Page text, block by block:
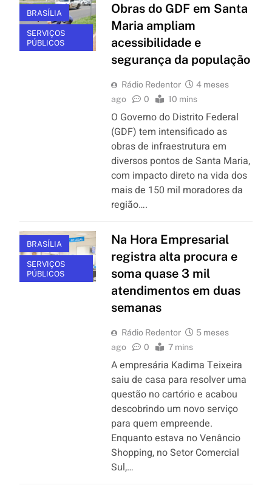
BRASÍLIA
SERVIÇOS
PÚBLICOS
Obras do GDF em Santa
Maria ampliam
acessibilidade e
segurança da população
Rádio Redentor
4 meses
ago
0 10 mins
O Governo do Distrito Federal
(GDF) tem intensificado as
obras de infraestrutura em
diversos pontos de Santa Maria,
com impacto direto na vida dos
mais de 150 mil moradores da
região….
BRASÍLIA
SERVIÇOS
PÚBLICOS
Na Hora Empresarial
registra alta procura e
soma quase 3 mil
atendimentos em duas
semanas
Rádio Redentor
5 meses
ago
0 7 mins
A empresária Kadima Teixeira
saiu de casa para resolver uma
questão no cartório e acabou
descobrindo um novo serviço
para quem empreende.
Enquanto estava no Venâncio
Shopping, no Setor Comercial
Sul,…